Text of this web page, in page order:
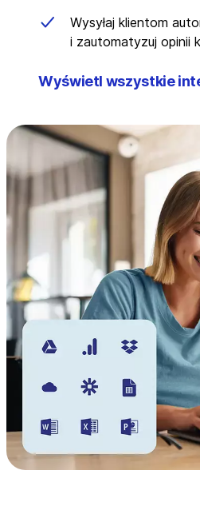
Wysyłaj klientom
i zautomatyzuj opinii
Wyświetl wszystkie